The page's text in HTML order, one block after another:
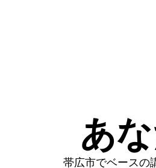
あ
帯広市でベースの